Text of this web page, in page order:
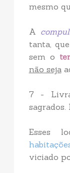
mesmo
A
tanta,
sem o
não seja
7 -
sagrados.
Esses
viciado